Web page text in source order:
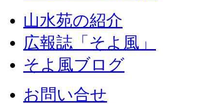
山水苑の紹介
広報誌「そよ風」
そよ風ブログ
お問い合せ